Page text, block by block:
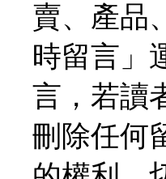
賣、產品
時留言」
言，若讀
刪除任何